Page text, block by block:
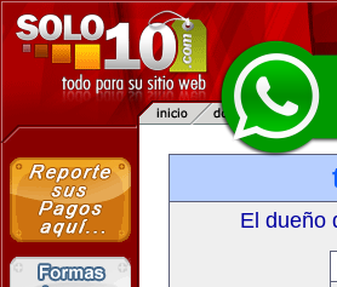
El dueño